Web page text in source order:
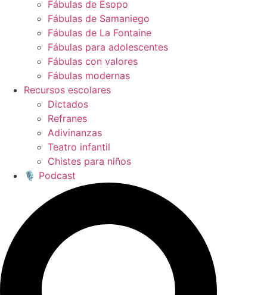
Fábulas de Esopo
Fábulas de Samaniego
Fábulas de La Fontaine
Fábulas para adolescentes
Fábulas con valores
Fábulas modernas
Recursos escolares
Dictados
Refranes
Adivinanzas
Teatro infantil
Chistes para niños
🎙️ Podcast